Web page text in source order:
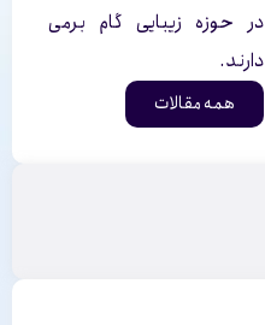
در حوزه زیبایی گام برمی
دارند.
همه مقالات